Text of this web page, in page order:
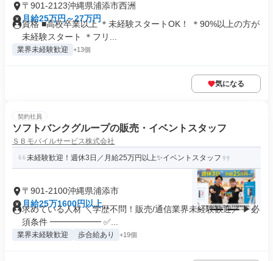
〒901-2123沖縄県浦添市西洲
月給25万円～27万円
資格 ■高校卒業以上 ＊未経験スタートOK！ ＊90%以上の方が
未経験スタート ＊フリ...
業界未経験歓迎 +13個
気になる
契約社員
ソフトバンクグループの販売・イベントスタッフ
ＳＢモバイルサービス株式会社
未経験歓迎！週休3日／月給25万円以上✨イベントスタッフ
〒901-2100沖縄県浦添市
月給25万1600円以上
求めている人材 ＼学歴不問！販売/通信業界未経験歓迎／ ▶必
須条件 ━━━━━━ ✅...
業界未経験歓迎 歩合給あり +19個